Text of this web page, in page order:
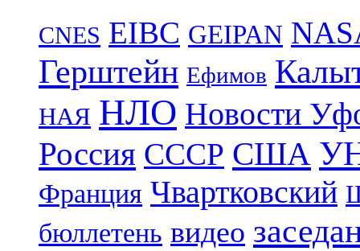
CNES EIBC GEIPAN
Герштейн Ефимов
НАЯ НЛО Новости
Россия СССР США
Франция Чвартковский
бюллетень видео